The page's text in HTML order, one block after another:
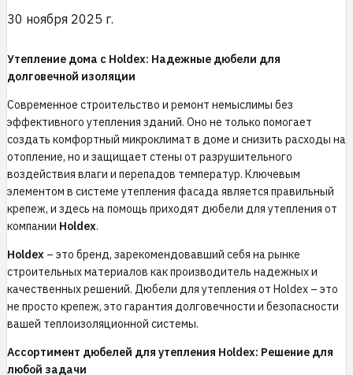
30 ноября 2025 г.
Утепление дома с Holdex: Надежные дюбели для
долговечной изоляции
Современное строительство и ремонт немыслимы без
эффективного утепления зданий. Оно не только помогает
создать комфортный микроклимат в доме и снизить расходы на
отопление, но и защищает стены от разрушительного
воздействия влаги и перепадов температур. Ключевым
элементом в системе утепления фасада является правильный
крепеж, и здесь на помощь приходят дюбели для утепления от
компании Holdex.
Holdex – это бренд, зарекомендовавший себя на рынке
строительных материалов как производитель надежных и
качественных решений. Дюбели для утепления от Holdex – это
не просто крепеж, это гарантия долговечности и безопасности
вашей теплоизоляционной системы.
Ассортимент дюбелей для утепления Holdex: Решение для
любой задачи